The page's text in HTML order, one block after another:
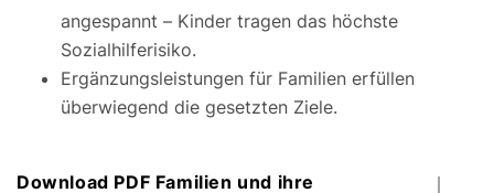
angespannt – Kinder tragen das höchste
Sozialhilferisiko.
Ergänzungsleistungen für Familien erfüllen
überwiegend die gesetzten Ziele.
Download PDF Familien und ihre